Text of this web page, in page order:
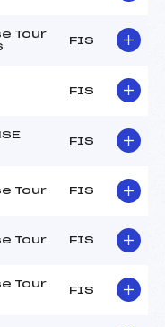
Tour
FIS
FIS
FIS
Tour FIS
Tour FIS
Tour
FIS